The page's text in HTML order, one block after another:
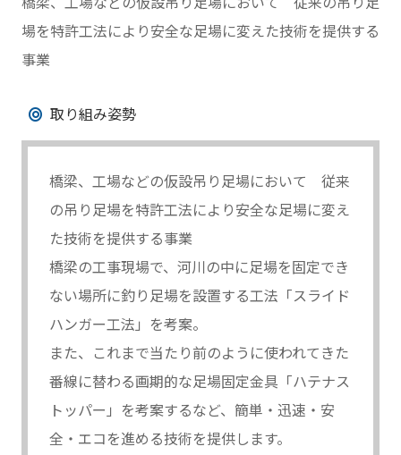
場を特許工法により安全な足場に変えた技術を提供する
事業
取り組み姿勢
橋梁、工場などの仮設吊り足場において 従来
の吊り足場を特許工法により安全な足場に変え
た技術を提供する事業
橋梁の工事現場で、河川の中に足場を固定でき
ない場所に釣り足場を設置する工法「スライド
ハンガー工法」を考案。
また、これまで当たり前のように使われてきた
番線に替わる画期的な足場固定金具「ハテナス
トッパー」を考案するなど、簡単・迅速・安
全・エコを進める技術を提供します。